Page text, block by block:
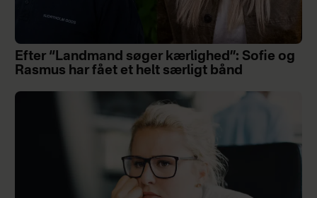
Efter “Landmand søger kærlighed”: Sofie og
Rasmus har fået et helt særligt bånd